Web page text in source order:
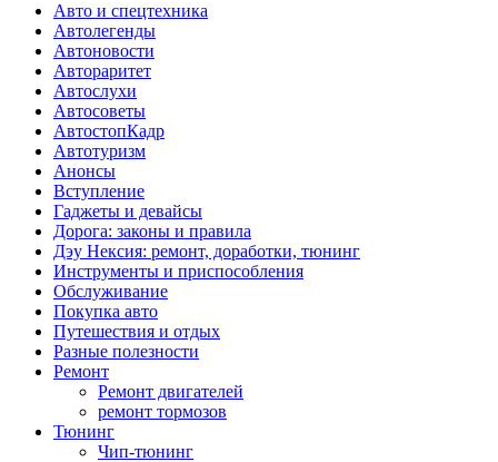
Авто и спецтехника
Автолегенды
Автоновости
Автораритет
Автослухи
Автосоветы
АвтостопКадр
Автотуризм
Анонсы
Вступление
Гаджеты и девайсы
Дорога: законы и правила
Дэу Нексия: ремонт, доработки, тюнинг
Инструменты и приспособления
Обслуживание
Покупка авто
Путешествия и отдых
Разные полезности
Ремонт
Ремонт двигателей
ремонт тормозов
Тюнинг
Чип-тюнинг